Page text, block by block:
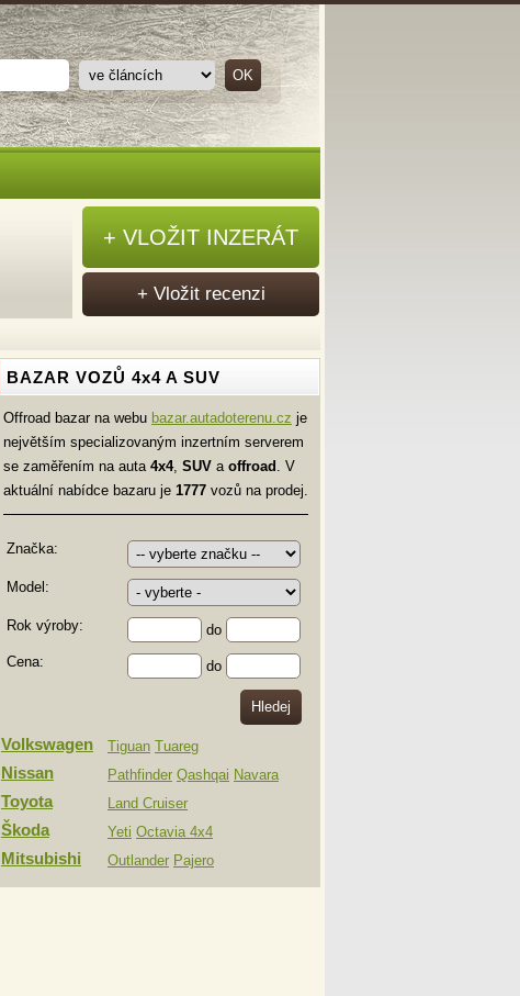
BAZAR VOZŮ 4x4 A SUV
Offroad bazar na webu bazar.autadoterenu.cz je
největším specializovaným inzertním serverem
se zaměřením na auta 4x4, SUV a offroad . V
aktuální nabídce bazaru je 1777 vozů na prodej.
Značka:
Model:
Rok výroby:
do
Cena:
do
Volkswagen Tiguan Tuareg
Nissan Pathfinder Qashqai Navara
Toyota Land Cruiser
Škoda Yeti Octavia 4x4
Mitsubishi Outlander Pajero
+ VLOŽIT INZERÁT
+ Vložit recenzi